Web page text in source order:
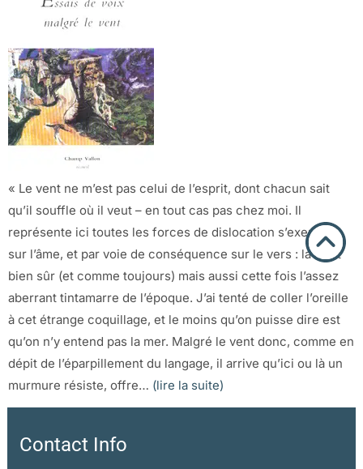
« Le vent ne m’est pas celui de l’esprit, dont chacun sait
qu’il souffle où il veut – en tout cas pas chez moi. Il
représente ici toutes les forces de dislocation s’exerçant
sur l’âme, et par voie de conséquence sur le vers : la mort
bien sûr (et comme toujours) mais aussi cette fois l’assez
aberrant tintamarre de l’époque. J’ai tenté de coller l’oreille
à cet étrange coquillage, et le moins qu’on puisse dire est
qu’on n’y entend pas la mer. Malgré le vent donc, comme en
dépit de l’éparpillement du langage, il arrive qu’ici ou là un
murmure résiste, offre… (lire la suite)
Contact Info